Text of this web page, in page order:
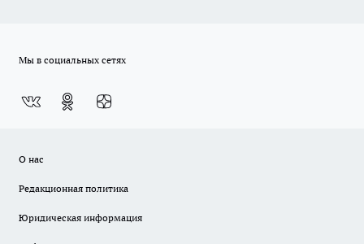
Мы в социальных сетях
О нас
Редакционная политика
Юридическая информация